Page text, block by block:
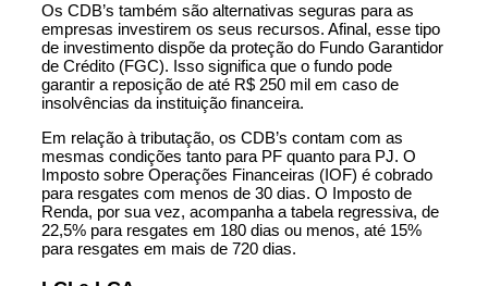
Os CDB’s também são alternativas seguras para as
empresas investirem os seus recursos. Afinal, esse tipo
de investimento dispõe da proteção do Fundo Garantidor
de Crédito (FGC). Isso significa que o fundo pode
garantir a reposição de até R$ 250 mil em caso de
insolvências da instituição financeira.
Em relação à tributação, os CDB’s contam com as
mesmas condições tanto para PF quanto para PJ. O
Imposto sobre Operações Financeiras (IOF) é cobrado
para resgates com menos de 30 dias. O Imposto de
Renda, por sua vez, acompanha a tabela regressiva, de
22,5% para resgates em 180 dias ou menos, até 15%
para resgates em mais de 720 dias.